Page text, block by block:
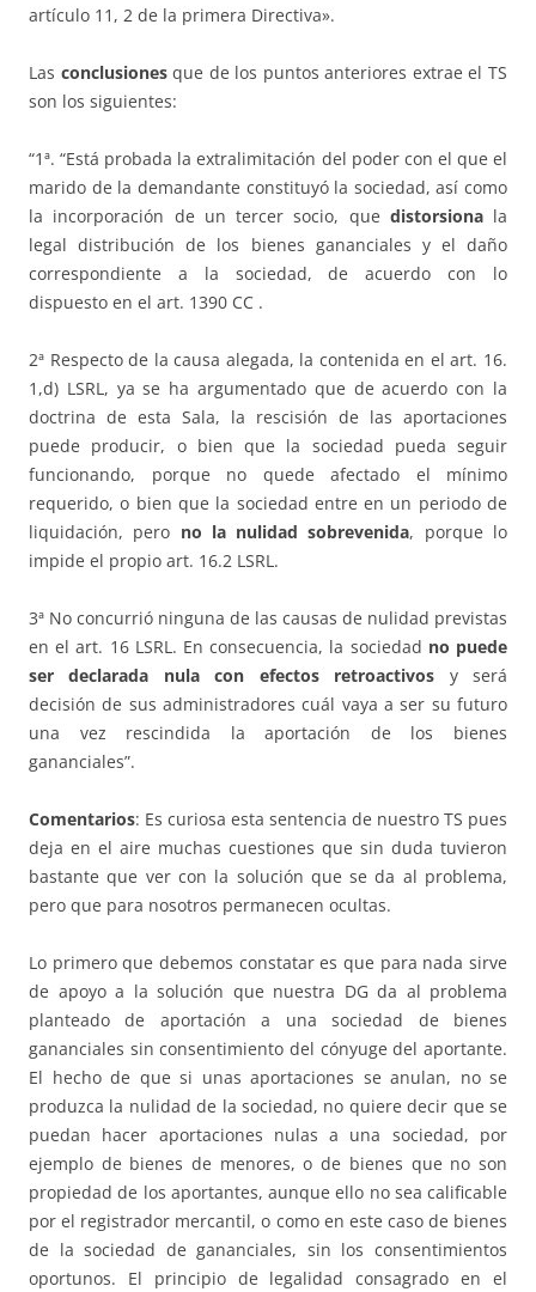
artículo 11, 2 de la primera Directiva».
Las conclusionesque de los puntos anteriores extrae el TS
son los siguientes:
“1ª. “Está probada la extralimitación del poder con el que el
marido de la demandante constituyó la sociedad, así como
la incorporación de un tercer socio, que distorsionala
legal distribución de los bienes gananciales y el daño
correspondiente a la sociedad, de acuerdo con lo
dispuesto en el art. 1390 CC .
2ª Respecto de la causa alegada, la contenida en el art. 16.
1,d) LSRL, ya se ha argumentado que de acuerdo con la
doctrina de esta Sala, la rescisión de las aportaciones
puede producir, o bien que la sociedad pueda seguir
funcionando, porque no quede afectado el mínimo
requerido, o bien que la sociedad entre en un periodo de
liquidación, pero no la nulidad sobrevenida, porque lo
impide el propio art. 16.2 LSRL.
3ª No concurrió ninguna de las causas de nulidad previstas
en el art. 16 LSRL. En consecuencia, la sociedad no puede
ser declarada nula con efectos retroactivos y será
decisión de sus administradores cuál vaya a ser su futuro
una vez rescindida la aportación de los bienes
gananciales”.
Comentarios: Es curiosa esta sentencia de nuestro TS pues
deja en el aire muchas cuestiones que sin duda tuvieron
bastante que ver con la solución que se da al problema,
pero que para nosotros permanecen ocultas.
Lo primero que debemos constatar es que para nada sirve
de apoyo a la solución que nuestra DG da al problema
planteado de aportación a una sociedad de bienes
gananciales sin consentimiento del cónyuge del aportante.
El hecho de que si unas aportaciones se anulan, no se
produzca la nulidad de la sociedad, no quiere decir que se
puedan hacer aportaciones nulas a una sociedad, por
ejemplo de bienes de menores, o de bienes que no son
propiedad de los aportantes, aunque ello no sea calificable
por el registrador mercantil, o como en este caso de bienes
de la sociedad de gananciales, sin los consentimientos
oportunos. El principio de legalidad consagrado en el